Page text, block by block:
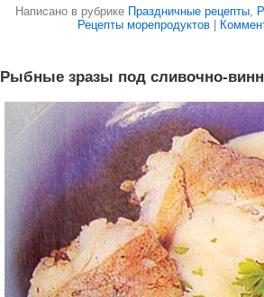
Написано в рубрике Праздничные рецепты,
Рецепты морепродуктов|
Рыбные зразы под сливочно-